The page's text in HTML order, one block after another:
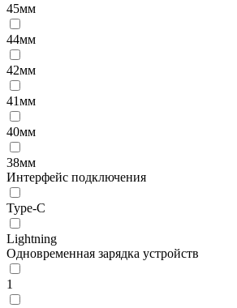
45мм
44мм
42мм
41мм
40мм
38мм
Интерфейс подключения
Type-C
Lightning
Одновременная зарядка устройств
1